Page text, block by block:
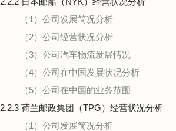
（1）公司发展简况分析
（2）公司经营状况分析
（3）公司汽车物流发展情况
（4）公司在中国发展状况分析
（5）公司在中国的业务范围
2.2.3 荷兰邮政集团（TPG）经营状况分析
（1）公司发展简况分析